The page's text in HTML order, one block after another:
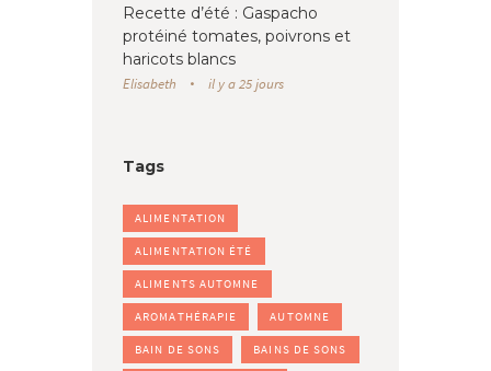
Recette d’été : Gaspacho
protéiné tomates, poivrons et
haricots blancs
Elisabeth il y a 25 jours
Tags
ALIMENTATION
ALIMENTATION ÉTÉ
ALIMENTS AUTOMNE
AROMATHÉRAPIE AUTOMNE
BAIN DE SONS BAINS DE SONS